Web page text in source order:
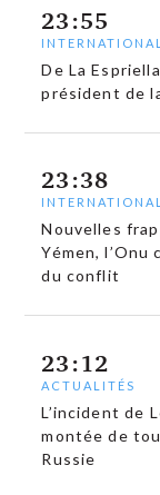
23:55
INTERNATIONAL
De La
président de
23:38
INTERNATIONAL
Nouvelles
Yémen,
du conflit
23:12
ACTUALITÉS
L’incident de
montée de
Russie